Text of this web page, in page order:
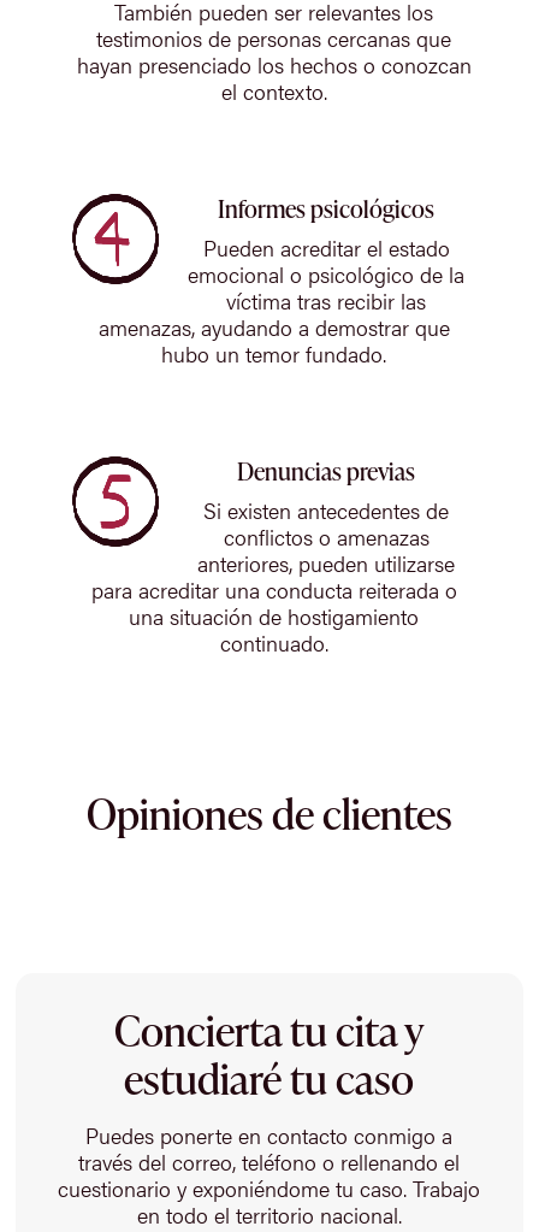
También pueden ser relevantes los
testimonios de personas cercanas que
hayan presenciado los hechos o conozcan
el contexto.
Informes psicológicos
Pueden acreditar el estado
emocional o psicológico de la
víctima tras recibir las
amenazas, ayudando a demostrar que
hubo un temor fundado.
Denuncias previas
Si existen antecedentes de
conflictos o amenazas
anteriores, pueden utilizarse
para acreditar una conducta reiterada o
una situación de hostigamiento
continuado.
Opiniones de clientes
Concierta tu cita y
estudiaré tu caso
Puedes ponerte en contacto conmigo a
través del correo, teléfono o rellenando el
cuestionario y exponiéndome tu caso. Trabajo
en todo el territorio nacional.